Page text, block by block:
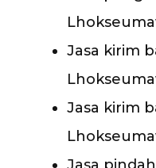
Jasa kirim
Jasa kirim